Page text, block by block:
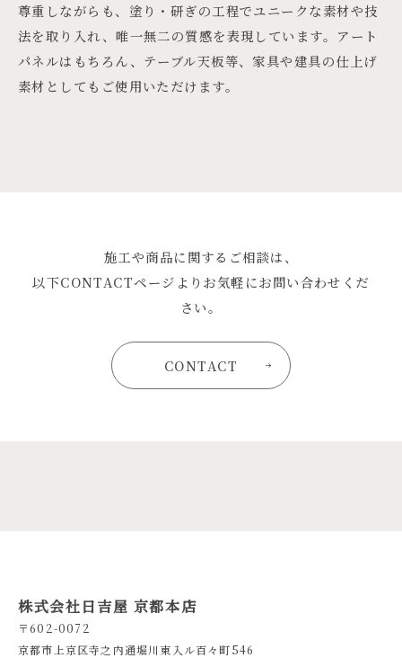
尊重しながらも、塗り・研ぎの工程でユニークな素材や技
法を取り入れ、唯一無二の質感を表現しています。アート
パネルはもちろん、テーブル天板等、家具や建具の仕上げ
素材としてもご使用いただけます。
施工や商品に関するご相談は、
以下CONTACTページよりお気軽にお問い合わせくだ
さい。
CONTACT
株式会社日吉屋 京都本店
〒602-0072
京都市上京区寺之内通堀川東入ル百々町546